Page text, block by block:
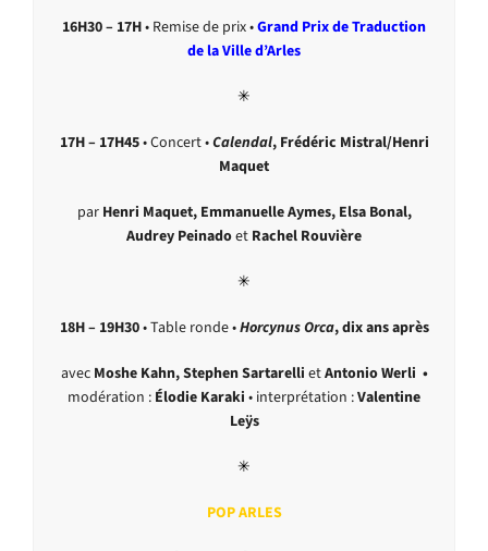
16H30 – 17H• Remise de prix •Grand Prix de Traduction
de la Ville d’Arles
✳︎
17H – 17H45• Concert •Calendal, Frédéric Mistral/Henri
Maquet
par Henri Maquet, Emmanuelle Aymes, Elsa Bonal,
Audrey Peinadoet Rachel Rouvière
✳︎
18H – 19H30• Table ronde •Horcynus Orca, dix ans après
avec Moshe Kahn, Stephen Sartarelli etAntonio Werli •
modération : Élodie Karaki • interprétation :Valentine
Leÿs
✳︎
POP ARLES